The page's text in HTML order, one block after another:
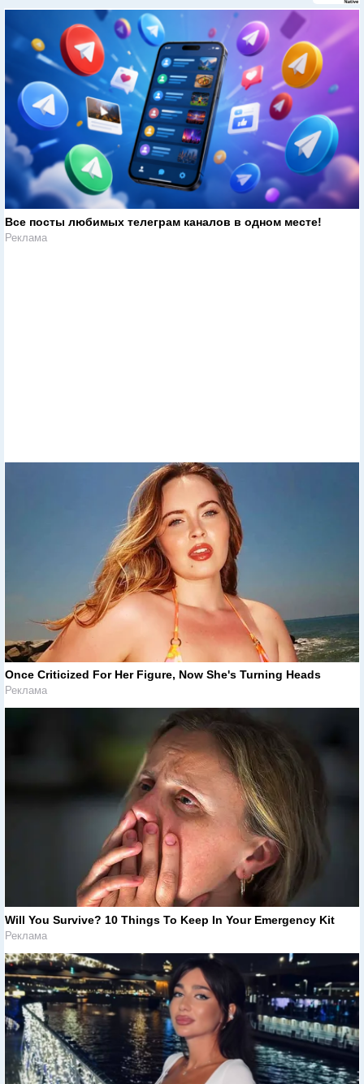
Все посты любимых телеграм каналов в одном месте!
Реклама
Once Criticized For Her Figure, Now She's Turning Heads
Реклама
Will You Survive? 10 Things To Keep In Your Emergency Kit
Реклама